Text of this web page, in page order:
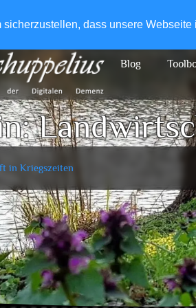
dass unsere Webseite
Blog
in Kriegszeiten